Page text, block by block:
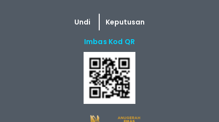
Imbas Kod QR